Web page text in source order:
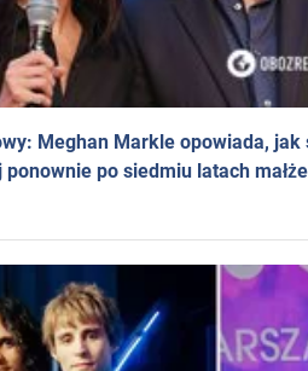
Meghan Markle opowiada, jak
ponownie po siedmiu latach